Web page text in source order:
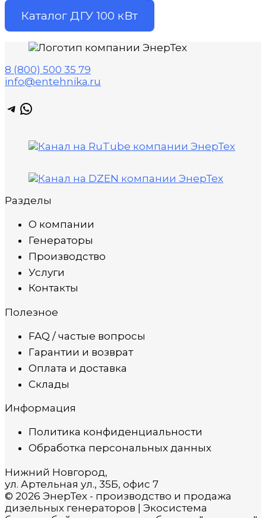
Каталог ДГУ 100 кВт
8 (800) 500 35 79
info@entehnika.ru
Telegram
WhatsApp
Разделы
О компании
Генераторы
Производство
Услуги
Контакты
Полезное
FAQ / частые вопросы
Гарантии и возврат
Оплата и доставка
Склады
Информация
Политика конфиденциальности
Обработка персональных данных
Нижний Новгород,
ул. Артельная ул., 35Б, офис 7
© 2026 ЭнерТех - производство и продажа
дизельных генераторов | Экосистема